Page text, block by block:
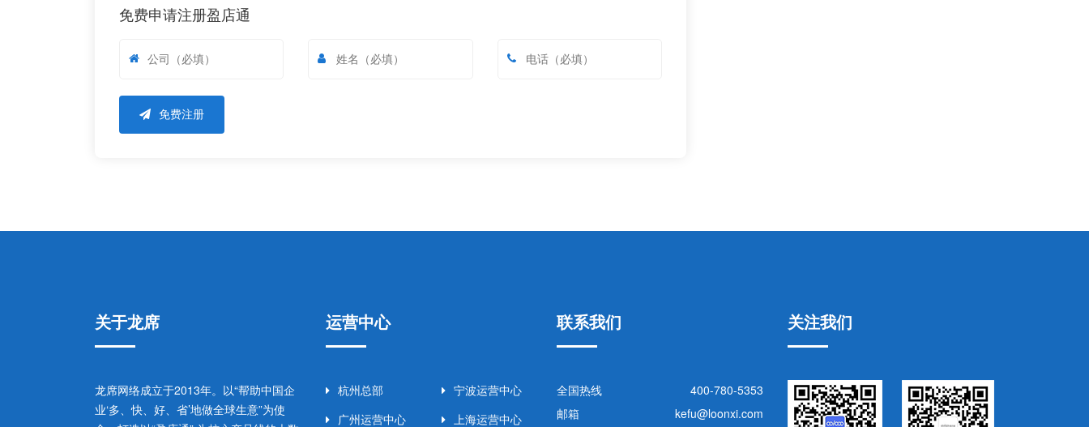
免费申请注册盈店通
免费注册
关于龙席
龙席网络成立于2013年。以“帮助中国企
业‘多、快、好、省’地做全球生意”为使
运营中心
杭州总部
广州运营中心
宁波运营中心
上海运营中心
联系我们
全国热线
400-780-5353
邮箱
kefu@loonxi.com
关注我们